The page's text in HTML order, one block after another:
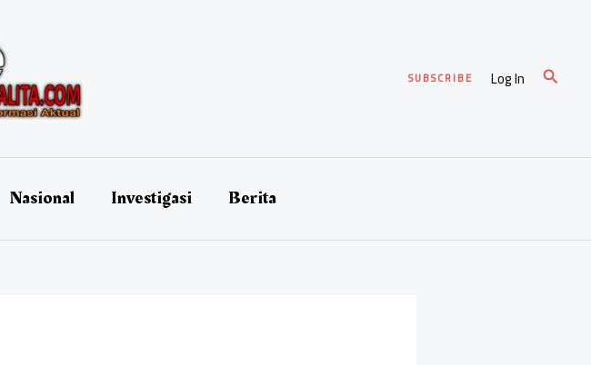
SUBSCRIBE Log In Cari
Nasional Investigasi Berita